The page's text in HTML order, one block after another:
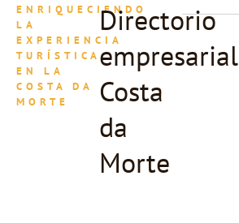
ENRIQUECIENDO
LA
EXPERIENCIA
TURÍSTICA
EN LA
COSTA DA
MORTE
Directorio
empresarial
Costa
da
Morte